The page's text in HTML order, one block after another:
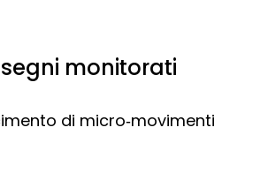
monitorati
di micro‑movimenti